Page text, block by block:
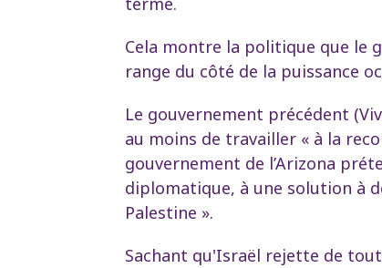
Cela montre la politique que le
range du côté de la puissance
Le gouvernement précédent
au moins de travailler « à la
gouvernement de l’Arizona
diplomatique, à une solution à
Palestine ».
Sachant qu'Israël rejette de